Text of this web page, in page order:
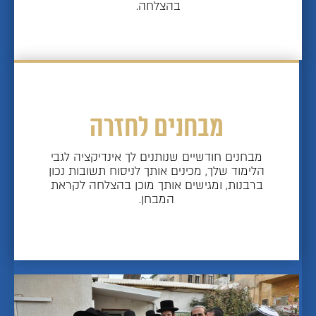
בהצלחה.
מבחנים לחזרה
מבחנים חודשיים שנותנים לך אינדיקציה לגבי
הלימוד שלך, מכינים אותך לניסוח תשובות נכון
ברבנות, ומגישים אותך מוכן בהצלחה לקראת
המבחן.